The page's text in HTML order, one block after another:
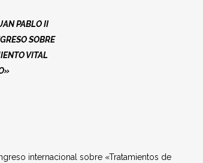
PABLO II
SOBRE
VITAL
internacional sobre «Tratamientos de